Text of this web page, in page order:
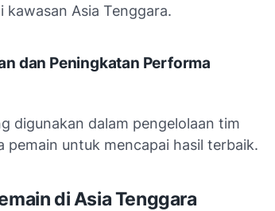
Asia Tenggara.
dan Peningkatan Performa
digunakan dalam pengelolaan tim
untuk mencapai hasil terbaik.
di Asia Tenggara